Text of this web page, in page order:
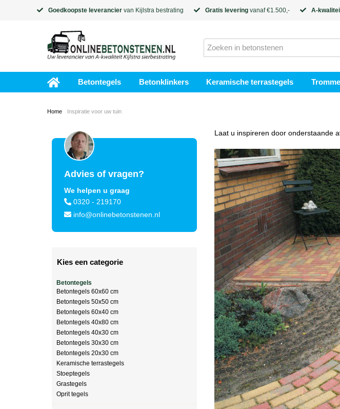
Goedkoopste leverancier van Kijlstra bestrating Gratis levering vanaf €1.500,- A-
Betontegels Betonklinkers Keramische terrastegels
Home Inspiratie voor uw tuin
Advies of vragen?
We helpen u graag
0320 - 219170
info@onlinebetonstenen.nl
Kies een categorie
Betontegels
Betontegels 60x60 cm
Betontegels 50x50 cm
Betontegels 60x40 cm
Betontegels 40x80 cm
Betontegels 40x30 cm
Betontegels 30x30 cm
Betontegels 20x30 cm
Keramische terrastegels
Stoeptegels
Grastegels
Oprit tegels
Laat u inspireren door onderstaande